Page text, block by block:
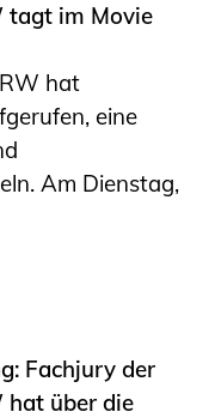
und
IK-Bau
tagt im Movie
hat
eine
Am Dienstag,
Fachjury der
hat über die